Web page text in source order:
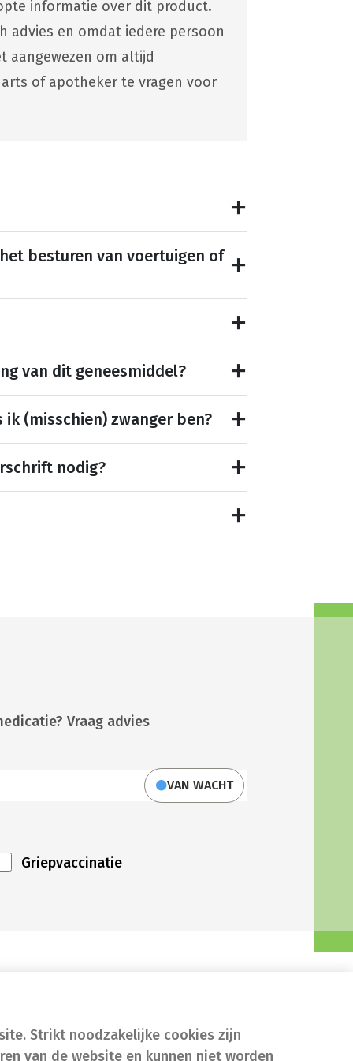
Strikt noodzakelijke cookies zijn
van de website en kunnen niet worden
informatie over dit product.
advies en omdat iedere persoon
aangewezen om altijd
of apotheker te vragen voor
besturen van voertuigen of
van dit geneesmiddel?
(misschien) zwanger ben?
nodig?
Vraag advies
VAN WACHT
Griepvaccinatie